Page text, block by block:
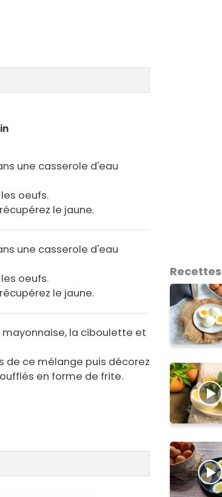
une casserole d'eau
oeufs.
le jaune.
une casserole d'eau
oeufs.
le jaune.
la ciboulette et
de ce mélange puis décorez
en forme de frite.